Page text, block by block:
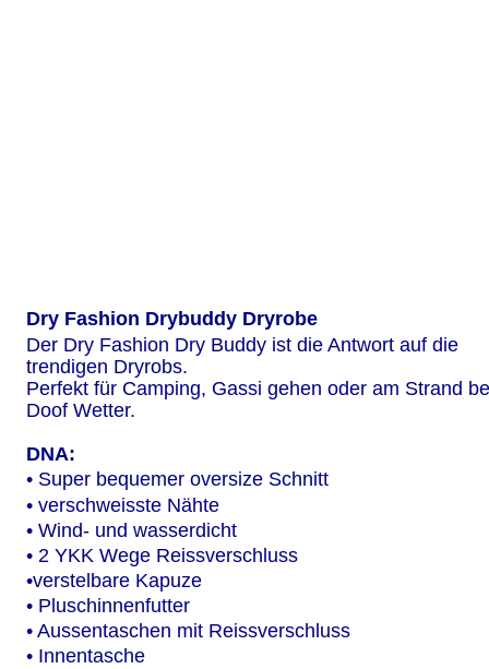
Dry Fashion Drybuddy Dryrobe
Der Dry Fashion Dry Buddy ist die Antwort auf die
trendigen Dryrobs.
Perfekt für Camping, Gassi gehen oder am Strand
Doof Wetter.
DNA:
• Super bequemer oversize Schnitt
• verschweisste Nähte
• Wind- und wasserdicht
• 2 YKK Wege Reissverschluss
•verstelbare Kapuze
• Pluschinnenfutter
• Aussentaschen mit Reissverschluss
• Innentasche